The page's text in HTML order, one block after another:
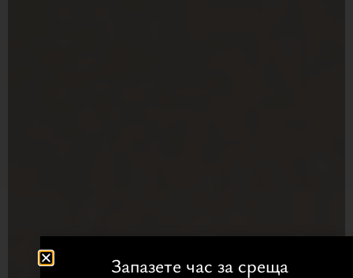
Запазете час за среща